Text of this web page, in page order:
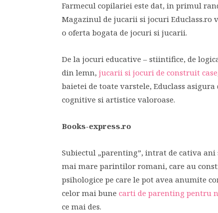
Farmecul copilariei este dat, in primul
Magazinul de jucarii si jocuri
o oferta bogata de jocuri si jucarii.
De la jocuri educative – stiintifice, de
din lemn, jucarii si jocuri de construit case
baietei de toate varstele, Educlass
cognitive si artistice valoroase.
Books-express.ro
Subiectul „parenting”, intrat de cativa
mai mare parintilor romani, care au
psihologice pe care le pot avea anumite
celor mai bune carti de parenting pentru
ce mai des.